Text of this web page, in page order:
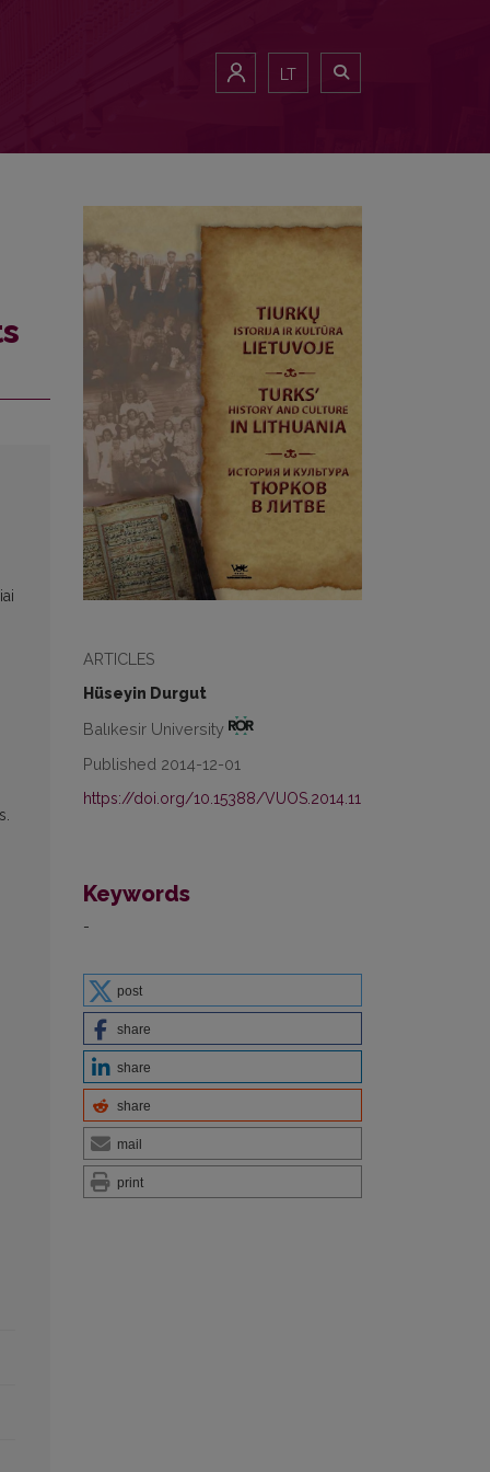
LT
ARTICLES
Hüseyin Durgut
Balıkesir University
Published 2014-12-01
https://doi.org/10.15388/VUOS.2014.11
Keywords
-
post
share
share
share
mail
print